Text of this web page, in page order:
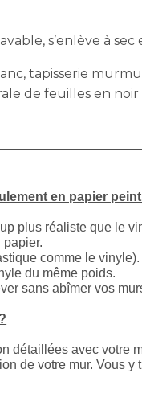
s’enlève à
tapisserie
de feuilles en
en papier
plus réaliste que le
papier.
comme le vinyle).
du même poids.
sans abîmer vos
détaillées avec votre
de votre mur. Vous